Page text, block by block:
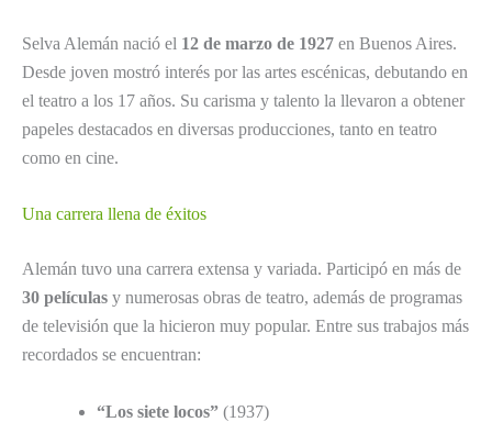
Selva Alemán nació el 12 de marzo de 1927 en Buenos Aires.
Desde joven mostró interés por las artes escénicas, debutando en
el teatro a los 17 años. Su carisma y talento la llevaron a obtener
papeles destacados en diversas producciones, tanto en teatro
como en cine.
Una carrera llena de éxitos
Alemán tuvo una carrera extensa y variada. Participó en más de
30 películas y numerosas obras de teatro, además de programas
de televisión que la hicieron muy popular. Entre sus trabajos más
recordados se encuentran:
“Los siete locos” (1937)